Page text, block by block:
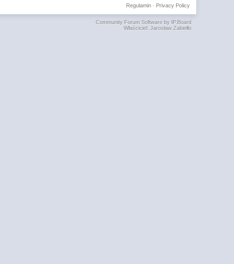
Privacy Policy
Regulamin·
Community Forum Software by IP.Board
Właściciel: Jarosław Zabiełło